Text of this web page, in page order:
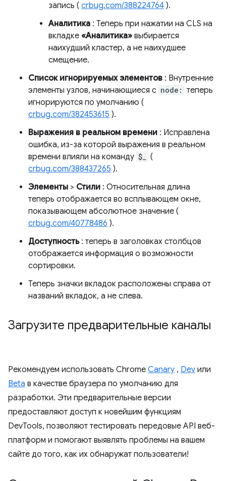
запись ( crbug.com/388224764 ).
Аналитика : Теперь при нажатии на CLS на
вкладке «Аналитика» выбирается
наихудший кластер, а не наихудшее
смещение.
Список игнорируемых элементов : Внутренние
элементы узлов, начинающиеся с node: теперь
игнорируются по умолчанию (
crbug.com/382453615 ).
Выражения в реальном времени : Исправлена ​​
ошибка, из-за которой выражения в реальном
времени влияли на команду $_
(
crbug.com/388437265 ).
Элементы > Стили : Относительная длина
теперь отображается во всплывающем окне,
показывающем абсолютное значение (
crbug.com/40778486 ).
Доступность: теперь в заголовках столбцов
отображается информация о возможности
сортировки.
Теперь значки вкладок расположены справа от
названий вкладок, а не слева.
Загрузите предварительные каналы
Рекомендуем использовать Chrome Canary , Dev или
Beta в качестве браузера по умолчанию для
разработки. Эти предварительные версии
предоставляют доступ к новейшим функциям
DevTools, позволяют тестировать передовые API веб-
платформ и помогают выявлять проблемы на вашем
сайте до того, как их обнаружат пользователи!